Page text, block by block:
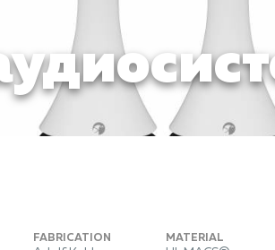
FABRICATION MATERIAL